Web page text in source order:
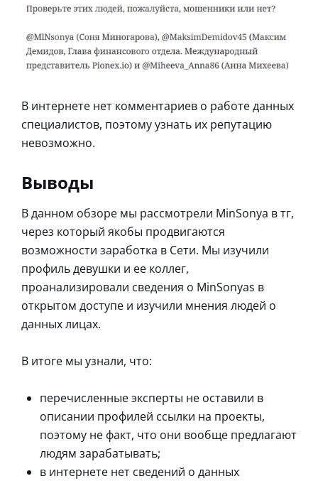
В интернете нет комментариев о работе данных
специалистов, поэтому узнать их репутацию
невозможно.
Выводы
В данном обзоре мы рассмотрели MinSonya в тг,
через который якобы продвигаются
возможности заработка в Сети. Мы изучили
профиль девушки и ее коллег,
проанализировали сведения о MinSonyas в
открытом доступе и изучили мнения людей о
данных лицах.
В итоге мы узнали, что:
перечисленные эксперты не оставили в
описании профилей ссылки на проекты,
поэтому не факт, что они вообще предлагают
людям зарабатывать;
в интернете нет сведений о данных